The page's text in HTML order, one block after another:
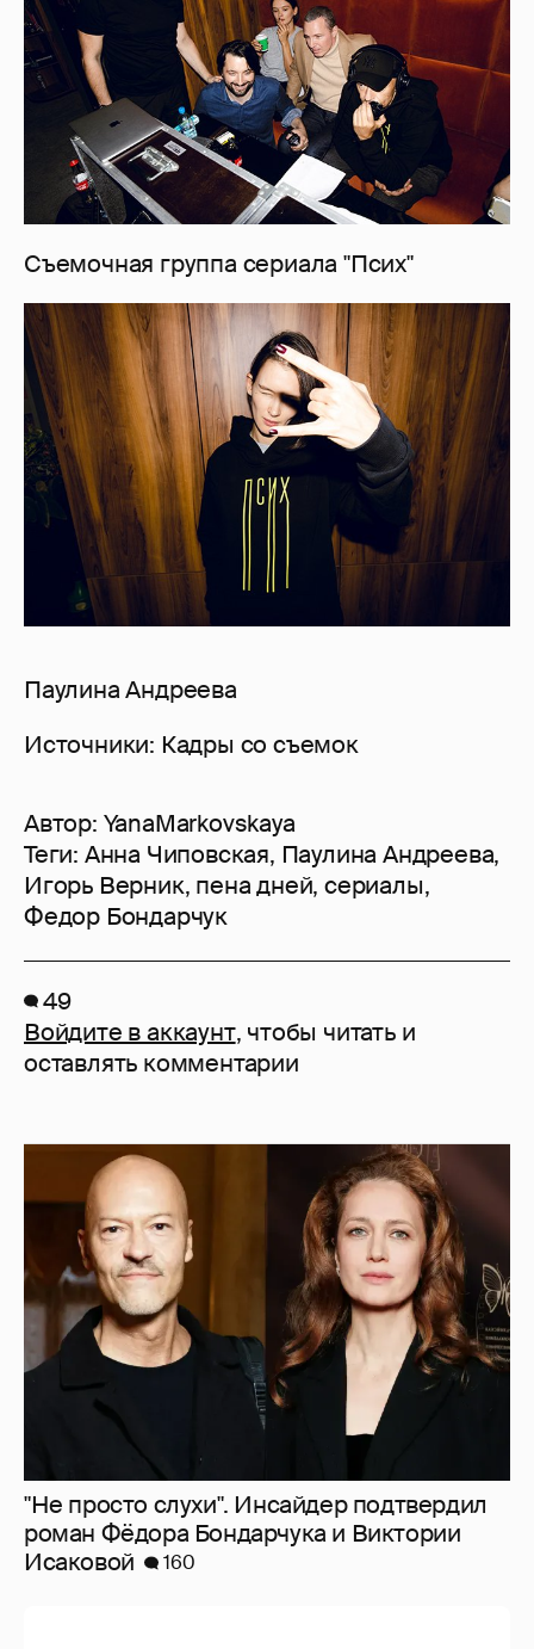
Съемочная группа сериала "Псих"
Паулина Андреева
Источники: Кадры со съемок
Автор: YanaMarkovskaya
Теги: Анна Чиповская, Паулина Андреева,
Игорь Верник, пена дней,сериалы,
Федор Бондарчук
49
Войдите в аккаунт, чтобы читать и
оставлять комментарии
"Не просто слухи". Инсайдер подтвердил
роман Фёдора Бондарчука и Виктории
Исаковой
160